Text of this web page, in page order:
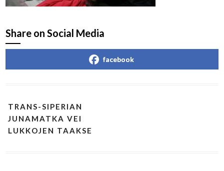
Share on Social Media
facebook
TRANS-SIPERIAN
JUNAMATKA VEI
LUKKOJEN TAAKSE